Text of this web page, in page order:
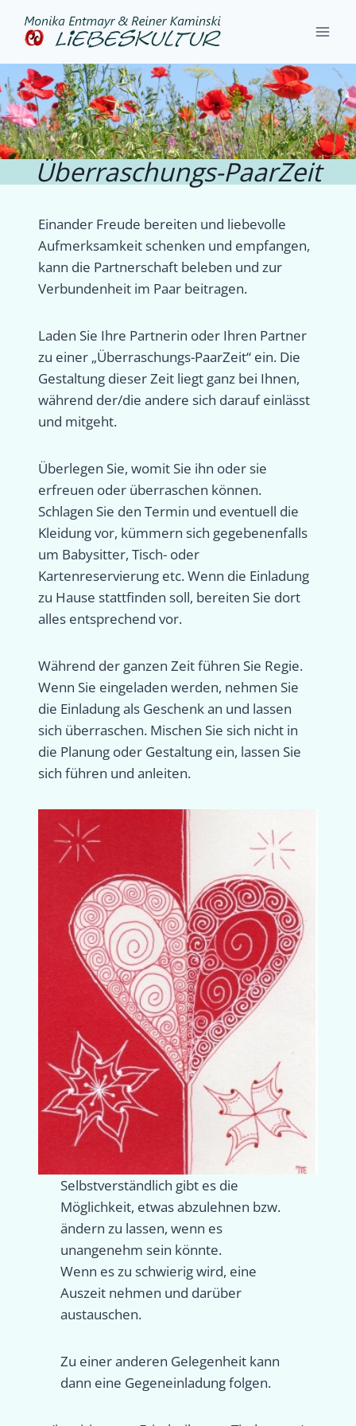
Inhalt
Überraschungs-
PaarZeit
Überraschungs-PaarZeit
Einander Freude bereiten und liebevolle
Aufmerksamkeit schenken und empfangen,
kann die Partnerschaft beleben und zur
Verbundenheit im Paar beitragen.
Laden Sie Ihre Partnerin oder Ihren Partner
zu einer „Überraschungs-PaarZeit“ ein. Die
Gestaltung dieser Zeit liegt ganz bei Ihnen,
während der/die andere sich darauf einlässt
und mitgeht.
Überlegen Sie, womit Sie ihn oder sie
erfreuen oder überraschen können.
Schlagen Sie den Termin und eventuell die
Kleidung vor, kümmern sich gegebenenfalls
um Babysitter, Tisch- oder
Kartenreservierung etc. Wenn die Einladung
zu Hause stattfinden soll, bereiten Sie dort
alles entsprechend vor.
Während der ganzen Zeit führen Sie Regie.
Wenn Sie eingeladen werden, nehmen Sie
die Einladung als Geschenk an und lassen
sich überraschen. Mischen Sie sich nicht in
die Planung oder Gestaltung ein, lassen Sie
sich führen und anleiten.
Selbstverständlich gibt es die
Möglichkeit, etwas abzulehnen bzw.
ändern zu lassen, wenn es
unangenehm sein könnte.
Wenn es zu schwierig wird, eine
Auszeit nehmen und darüber
austauschen.
Zu einer anderen Gelegenheit kann
dann eine Gegeneinladung folgen.